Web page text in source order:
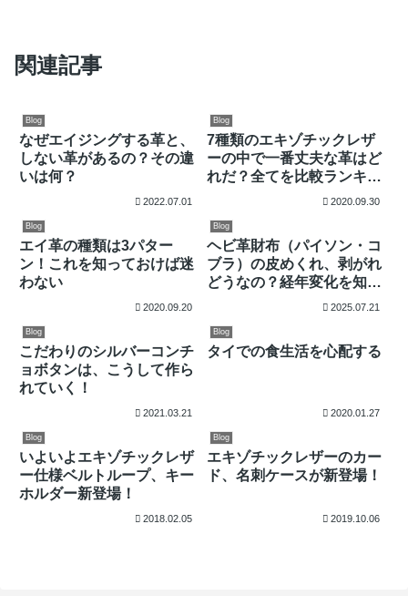
関連記事
Blog
なぜエイジングする革と、
しない革があるの？その違
いは何？
2022.07.01
Blog
7種類のエキゾチックレザ
ーの中で一番丈夫な革はど
れだ？全てを比較ランキン
2020.09.30
Blog
エイ革の種類は3パター
ン！これを知っておけば迷
わない
2020.09.20
Blog
ヘビ革財布（パイソン・コ
ブラ）の皮めくれ、剥がれ
どうなの？経年変化を知り
2025.07.21
Blog
こだわりのシルバーコンチ
ョボタンは、こうして作ら
れていく！
2021.03.21
Blog
タイでの食生活を心配する
2020.01.27
Blog
いよいよエキゾチックレザ
ー仕様ベルトループ、キー
ホルダー新登場！
2018.02.05
Blog
エキゾチックレザーのカー
ド、名刺ケースが新登場！
2019.10.06